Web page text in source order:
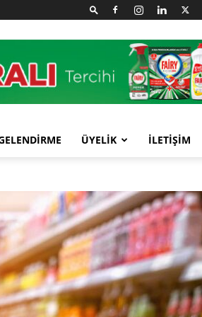
ÜYELİK İLETİŞİM